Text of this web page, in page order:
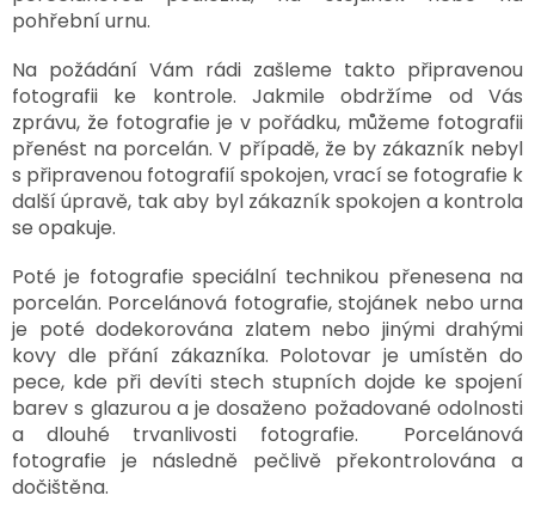
PROČ
POŘÍDIT
OD
NÁS?
O
VÝROBĚ
UREN
O
VÝROBĚ
FOTOGRAFIÍ
HROB
PÉČE
A
ČIŠTĚNÍ
POHŘEBNÍCH
UREN
A
PORCELÁNOVÝCH
FOTOGRAFIÍ
NA
HROB
pohřební urnu.
Na požádání Vám rádi zašleme takto připravenou
fotografii ke kontrole. Jakmile obdržíme od Vás
zprávu, že fotografie je v pořádku, můžeme fotografii
přenést na porcelán. V případě, že by zákazník nebyl
s připravenou fotografií spokojen, vrací se fotografie k
další úpravě, tak aby byl zákazník spokojen a kontrola
se opakuje.
Poté je fotografie speciální technikou přenesena na
porcelán. Porcelánová fotografie, stojánek nebo urna
je poté dodekorována zlatem nebo jinými drahými
kovy dle přání zákazníka. Polotovar je umístěn do
pece, kde při devíti stech stupních dojde ke spojení
barev s glazurou a je dosaženo požadované odolnosti
a dlouhé trvanlivosti fotografie. Porcelánová
fotografie je následně pečlivě překontrolována a
dočištěna.